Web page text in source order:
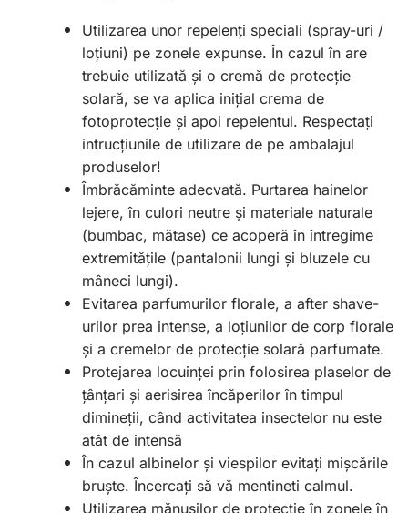
Utilizarea unor repelenți speciali (spray-uri /
loțiuni) pe zonele expunse. În cazul în are
trebuie utilizată și o cremă de protecție
solară, se va aplica inițial crema de
fotoprotecție și apoi repelentul. Respectați
intrucțiunile de utilizare de pe ambalajul
produselor!
Îmbrăcăminte adecvată. Purtarea hainelor
lejere, în culori neutre și materiale naturale
(bumbac, mătase) ce acoperă în întregime
extremitățile (pantalonii lungi și bluzele cu
mâneci lungi).
Evitarea parfumurilor florale, a after shave-
urilor prea intense, a loțiunilor de corp florale
și a cremelor de protecție solară parfumate.
Protejarea locuinței prin folosirea plaselor de
țânțari și aerisirea încăperilor în timpul
dimineții, când activitatea insectelor nu este
atât de intensă
În cazul albinelor și viespilor evitați mișcările
bruște. Încercați să vă mentineti calmul.
Utilizarea mănușilor de protecție în zonele în